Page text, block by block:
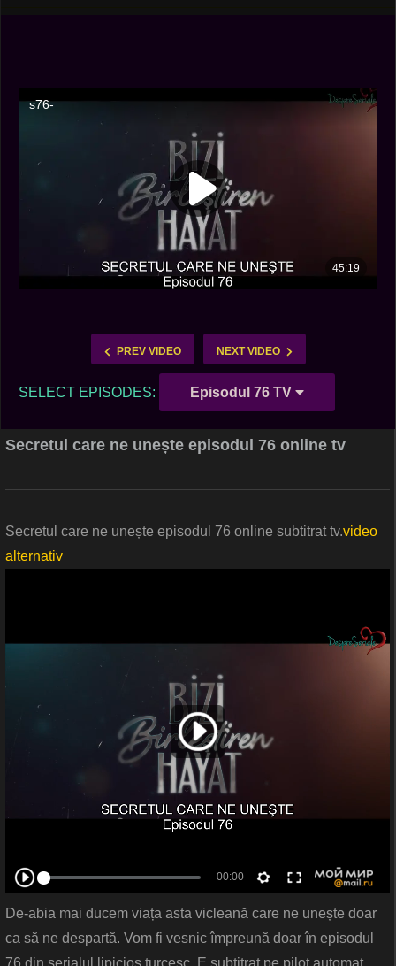
PREV VIDEO NEXT VIDEO
SELECT EPISODES: Episodul 76 TV
Secretul care ne unește episodul 76 online tv
Secretul care ne unește episodul 76 online subtitrat tv.video
alternativ
De-abia mai ducem viața asta vicleană care ne unește doar
ca să ne despartă. Vom fi vesnic împreună doar în episodul